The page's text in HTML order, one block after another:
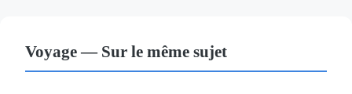
Voyage — Sur le même sujet